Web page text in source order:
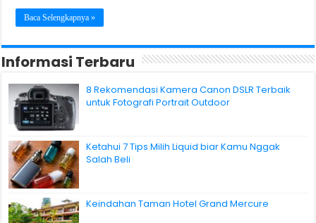
Baca Selengkapnya »
Informasi Terbaru
8 Rekomendasi Kamera Canon DSLR Terbaik
untuk Fotografi Portrait Outdoor
Ketahui 7 Tips Milih Liquid biar Kamu Nggak
Salah Beli
Keindahan Taman Hotel Grand Mercure